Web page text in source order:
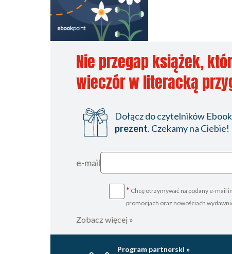
Nie przegap książek,
wieczór w literacką
Dołącz do czytelników
prezent. Czekamy na Ciebie!
e-mail
* Chcę otrzymywać na podany e-mail
promocjach oraz nowościach
Zobacz więcej »
Program partnerski »